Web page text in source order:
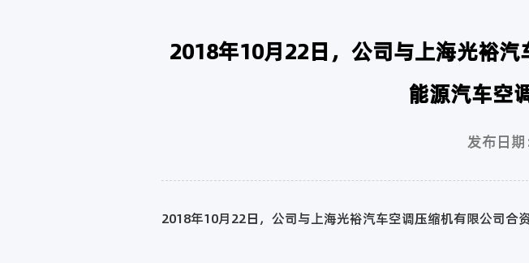
2018年10月22日，公司与上海光裕
能源汽车空
发布日
2018年10月22日，公司与上海光裕汽车空调压缩机有限公司合